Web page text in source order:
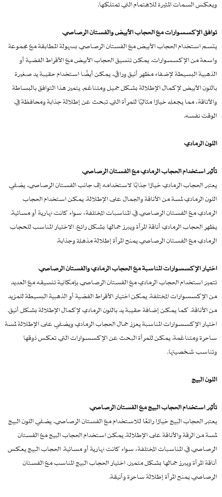
ويعكس السمات المثيرة للاهتمام التي تمتلكها.
توافق الإكسسوارات مع الحجاب الأبيض والفستان الرصاصي
يتسم استخدام الحجاب الأبيض مع الفستان الرصاصي بسهولة المطابقة مع مجموعة
واسعة من الإكسسوارات. يمكن تنسيق الحجاب الأبيض مع الأقراط الفضية أو
الذهبية البسيطة لإضفاء مظهر أنيق وراقي. يمكن أيضًا استخدام حقيبة يد صغيرة
باللون الأبيض لإكمال الإطلالة بشكل جميل ومتناغم. يتميز هذا التوافق بالبساطة
والأناقة، مما يجعله خيارًا مثاليًا للمرأة التي تبحث عن إطلالة جذابة ومحافظة في
الوقت نفسه.
اللون الرمادي
تأثير استخدام الحجاب الرمادي مع الفستان الرصاصي
يعتبر الحجاب الرمادي خيارًا جذابًا لاستخدامه إلى جانب الفستان الرصاصي. يضفي
اللون الرمادي لمسة من الأناقة والجمال على الإطلالة. يمكن استخدام الحجاب
الرمادي مع الفستان الرصاصي في المناسبات المختلفة، سواء كانت نهارية أو مسائية.
يظهر الحجاب الرمادي أناقة المرأة ويبرز جمالها بشكل رائع. الاختيار المناسب للحجاب
الرمادي مع الفستان الرصاصي يمنح المرأة إطلالة مذهلة وجذابة.
اختيار الإكسسوارات المناسبة مع الحجاب الرمادي والفستان الرصاصي
تتميز استخدام الحجاب الرمادي مع الفستان الرصاصي بإمكانية تنسيقه مع العديد
من الإكسسوارات المختلفة. يمكن اختيار الأقراط الفضية أو الذهبية البسيطة للمزيد
من الأناقة. كما يمكن إضافة حقيبة يد باللون الرمادي لإكمال الإطلالة بشكل أنيق.
اختيار الإكسسوارات المناسبة يعزز جمال الحجاب الرمادي ويضفي على الإطلالة لمسة
ساحرة ومتناغمة. يمكن للمرأة البحث عن الإكسسوارات التي تعكس ذوقها
وتناسب شخصيتها.
اللون البيج
تأثير استخدام الحجاب البيج مع الفستان الرصاصي
يعتبر الحجاب البيج خيارًا رائعًا للاستخدام مع الفستان الرصاصي. يضفي اللون البيج
لمسة من الرقة والأناقة على الإطلالة. يمكن استخدام الحجاب البيج مع الفستان
الرصاصي في المناسبات المختلفة، سواء كانت نهارية أو مسائية. الحجاب البيج يعكس
أناقة المرأة ويبرز جمالها بشكل متميز. اختيار الحجاب البيج المناسب مع الفستان
الرصاصي يمنح المرأة إطلالة ساحرة وأنيقة.